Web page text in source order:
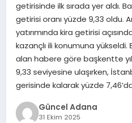
SPOR
TEKNOLOJI
getirisinde ilk sırada yer aldı.
getirisi oranı yüzde 9,33 oldu.
yatırımında kira getirisi
kazançlı ili konumuna yükseldi.
alan habere göre başkentte
9,33 seviyesine ulaşırken,
gerisinde kalarak yüzde
Güncel Adana
31 Ekim 2025